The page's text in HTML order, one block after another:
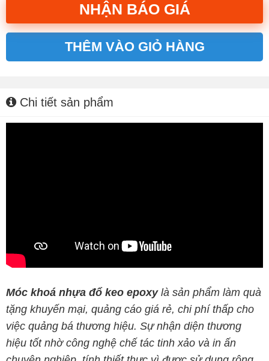
NHẬN BÁO GIÁ
THÊM VÀO GIỎ HÀNG
Chi tiết sản phẩm
Móc khoá nhựa đổ keo epoxy là sản phẩm làm quà
tặng khuyến mại, quảng cáo giá rẻ, chi phí thấp cho
việc quảng bá thương hiệu. Sự nhận diện thương
hiệu tốt nhờ công nghệ chế tác tinh xảo và in ấn